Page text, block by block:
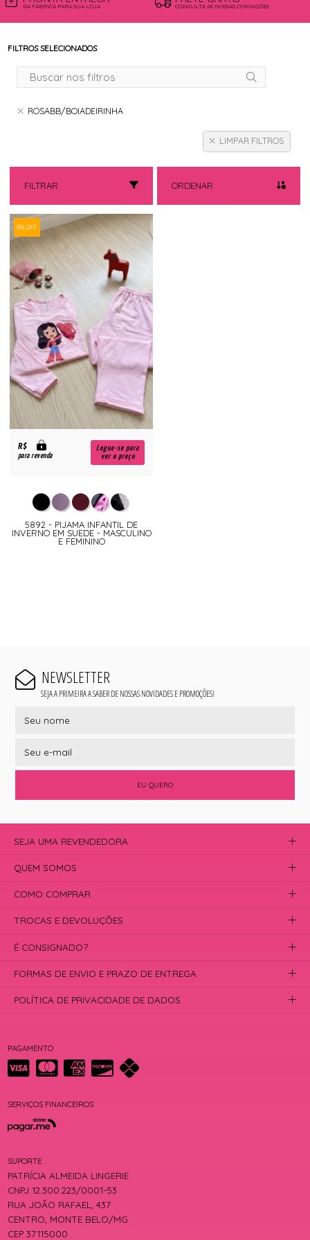
DA FÁBRICA PARA SUA LOJA CONSULTE AS NOSSAS CONDIÇÕES
FILTROS SELECIONADOS
ROSABB/BOIADEIRINHA
LIMPAR FILTROS
FILTRAR ORDENAR
9% OFF
R$
para revenda
Logue-se para
ver o preço
5892 - PIJAMA INFANTIL DE
INVERNO EM SUEDE - MASCULINO
E FEMININO
NEWSLETTER
SEJA A PRIMEIRA A SABER DE NOSSAS NOVIDADES E PROMOÇÕES!
EU QUERO
PAGAMENTO
SERVIÇOS FINANCEIROS
SUPORTE
PATRÍCIA ALMEIDA LINGERIE
CNPJ 12.300.223/0001-53
RUA JOÃO RAFAEL, 437
CENTRO, MONTE BELO/MG
CEP 37115000
SEJA UMA REVENDEDORA
QUEM SOMOS
COMO COMPRAR
TROCAS E DEVOLUÇÕES
É CONSIGNADO?
FORMAS DE ENVIO E PRAZO DE ENTREGA
POLÍTICA DE PRIVACIDADE DE DADOS